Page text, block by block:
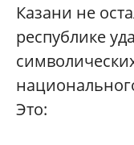
Казани не
республике
Это: